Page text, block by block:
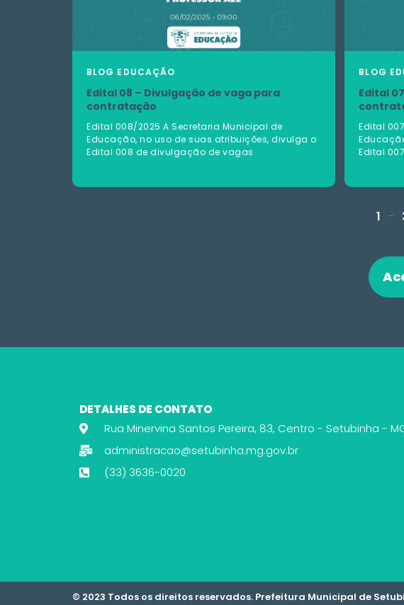
BLOG EDUCAÇÃO
Edital 08 – Divulgação de vaga para
contratação
Edital 008/2025 A Secretaria Municipal de
Educação, no uso de suas atribuições, divulga o
Edital 008 de divulgação de vagas
BLOG
Edital
Edital
Edital
1 ...
DETALHES DE CONTATO
Rua Minervina Santos Pereira, 83, Centro - Setubinha -
administracao@setubinha.mg.gov.br
(33) 3636-0020
© 2023 Todos os direitos reservados. Prefeitura Municipal de